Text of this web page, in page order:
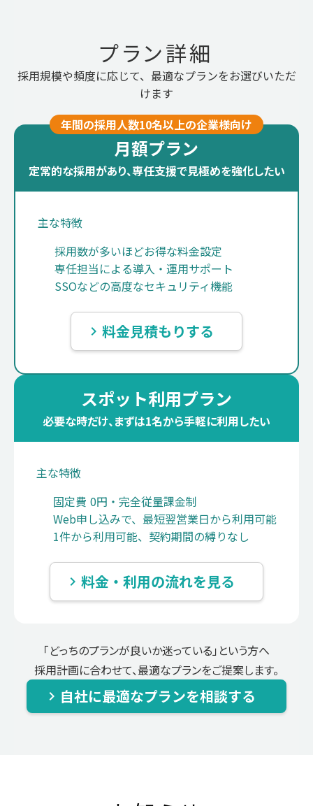
プラン詳細
採用規模や頻度に応じて、最適なプランをお選びいただ
けます
年間の採用人数10名以上の企業様向け
月額プラン
定常的な採用があり、専任支援で見極めを強化したい
主な特徴
採用数が多いほどお得な料金設定
専任担当による導入・運用サポート
SSOなどの高度なセキュリティ機能
keyboard_arrow_right 料金見積もりする
スポット利用プラン
必要な時だけ、まずは1名から手軽に利用したい
主な特徴
固定費 0円・完全従量課金制
Web申し込みで、最短翌営業日から利用可能
1件から利用可能、契約期間の縛りなし
keyboard_arrow_right 料金・利用の流れを見る
「どっちのプランが良いか迷っている」という方へ
採用計画に合わせて、最適なプランをご提案します。
keyboard_arrow_right 自社に最適なプランを相談する